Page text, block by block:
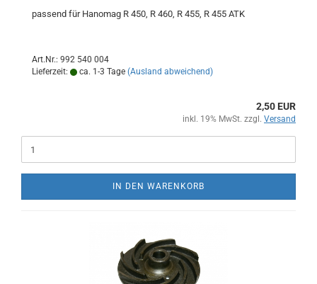
passend für Hanomag R 450, R 460, R 455, R 455 ATK
Art.Nr.: 992 540 004
Lieferzeit:
ca. 1-3 Tage (Ausland abweichend)
2,50 EUR
inkl. 19% MwSt. zzgl. Versand
IN DEN WARENKORB